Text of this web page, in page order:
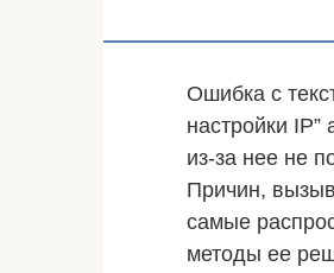
Ошибка с
настройки
из-за нее не
Причин,
самые
методы ее